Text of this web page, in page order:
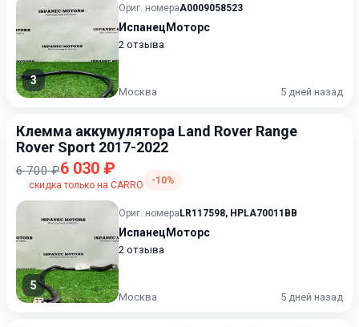
3
Ориг. номераA0009058523
ИспанецМоторс
2 отзыва
Москва 5 дней назад
Клемма аккумулятора Land Rover Range
Rover Sport 2017-2022
6 700 ₽6 030 ₽
скидка только на CARRO -10%
5
Ориг. номера LR117598, HPLA70011BB
ИспанецМоторс
2 отзыва
Москва 5 дней назад